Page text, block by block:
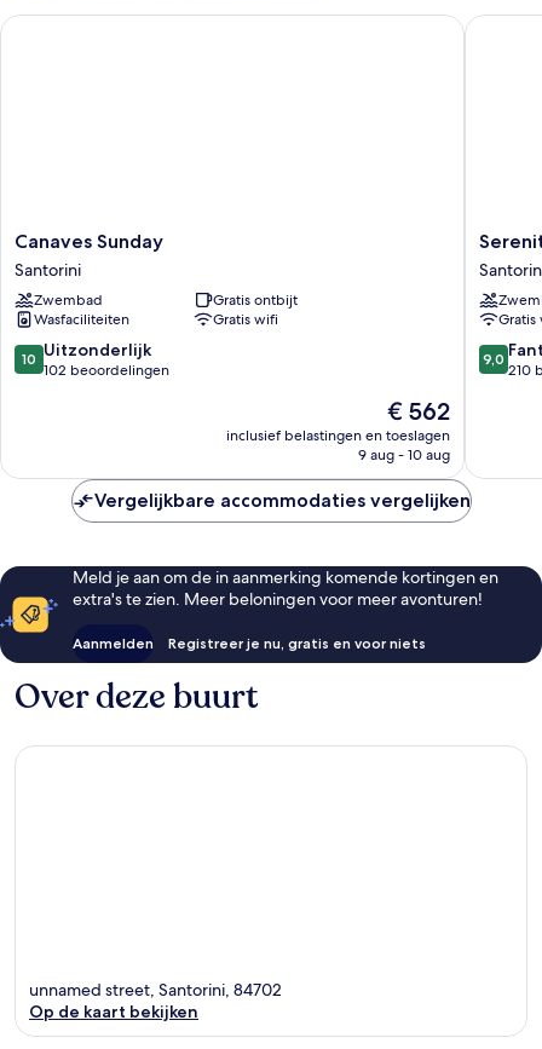
Canaves
Sunday
Santorini
Canaves Sunday
Santorini
Zwembad
Gratis ontbijt
Wasfaciliteiten
Gratis wifi
10.0
van
10 Uitzonderlijk
102 beoordelingen
De
prijs
is
€ 562
inclusief belastingen en toeslagen
9 aug - 10 aug
Canaves Sunday
Serenità
Luxury
Suites
Gratis
9.0
van
9,0
210
Serenità
Vergelijkbare accommodaties vergelijken
Meld je aan om de in aanmerking komende kortingen en
extra's te zien. Meer beloningen voor meer avonturen!
Aanmelden Registreer je nu, gratis en voor niets
Over deze buurt
unnamed street, Santorini, 84702
Op de kaart bekijken